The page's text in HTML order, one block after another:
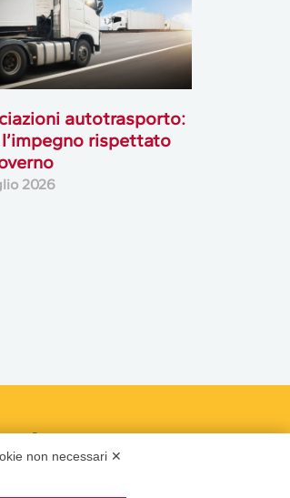
autotrasporto:
rispettato
2026
non necessari ✕